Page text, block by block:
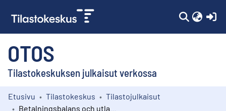
OTOS
Tilastokeskuksen julkaisut verkossa
Kokoelmat
Etusivu Tilastokeskus
Tilastojulkaisut